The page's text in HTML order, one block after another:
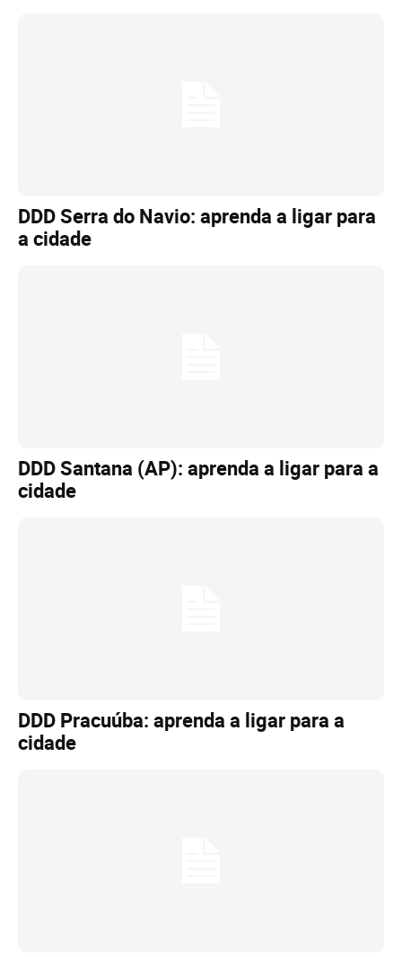
DDD Serra do Navio: aprenda a ligar para
a cidade
DDD Santana (AP): aprenda a ligar para a
cidade
DDD Pracuúba: aprenda a ligar para a
cidade